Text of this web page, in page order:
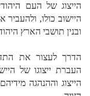
הייצוג של העם
היישוב כולו, ולהעביר
ובנין תושבי הארץ
הדרך לעצור את
העברת ייצוגו של
הייצוג וההנהגה